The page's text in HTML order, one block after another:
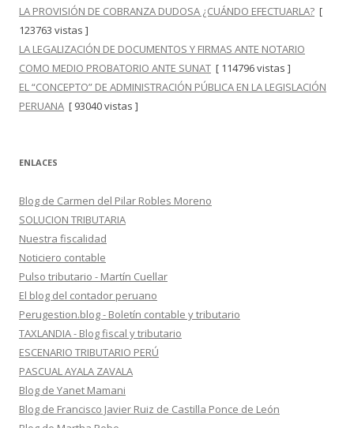
LA PROVISIÓN DE COBRANZA DUDOSA ¿CUÁNDO EFECTUARLA? [
123763 vistas ]
LA LEGALIZACIÓN DE DOCUMENTOS Y FIRMAS ANTE NOTARIO
COMO MEDIO PROBATORIO ANTE SUNAT [ 114796 vistas ]
EL “CONCEPTO” DE ADMINISTRACIÓN PÚBLICA EN LA LEGISLACIÓN
PERUANA [ 93040 vistas ]
ENLACES
Blog de Carmen del Pilar Robles Moreno
SOLUCION TRIBUTARIA
Nuestra fiscalidad
Noticiero contable
Pulso tributario - Martín Cuellar
El blog del contador peruano
Perugestion.blog - Boletín contable y tributario
TAXLANDIA - Blog fiscal y tributario
ESCENARIO TRIBUTARIO PERÚ
PASCUAL AYALA ZAVALA
Blog de Yanet Mamani
Blog de Francisco Javier Ruiz de Castilla Ponce de León